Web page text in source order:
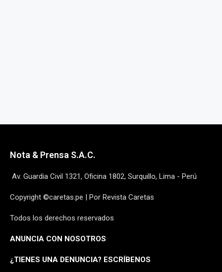
Nota & Prensa S.A.C.
Av. Guardia Civil 1321, Oficina 1802, Surquillo, Lima - Perú
Copyright ©caretas.pe | Por Revista Caretas
Todos los derechos reservados
ANUNCIA CON NOSOTROS
¿TIENES UNA DENUNCIA? ESCRÍBENOS